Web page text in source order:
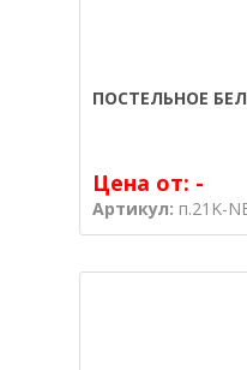
ПОСТЕЛЬНОЕ
Цена от: -
Артикул: п.21K-